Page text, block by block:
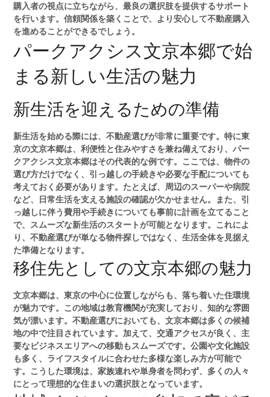
購入者の視点に立ちながら、最良の選択肢を提供するサポート
を行います。信頼関係を築くことで、より安心して不動産購入
を進めることができるでしょう。
パークアクシス文京本郷で始
まる新しい生活の魅力
新生活を迎えるための準備
新生活を始める際には、不動産選びが非常に重要です。特に東
京の文京本郷は、利便性と住みやすさを兼ね備えており、パー
クアクシス文京本郷はその代表的な例です。ここでは、物件の
選び方だけでなく、引っ越しの手続きや必要な手配についても
考えておく必要があります。たとえば、周辺のスーパーや病院
など、日常生活を支える施設の確認が欠かせません。また、引
っ越しに伴う費用や手続きについても事前に計画を立てること
で、スムーズな新生活のスタートが可能となります。これによ
り、不動産選びが単なる物件探しではなく、生活全体を見据え
た準備となります。
移住先としての文京本郷の魅力
文京本郷は、東京の中心に位置しながらも、落ち着いた住環境
が魅力です。この地域は教育機関が充実しており、知的な雰囲
気が漂います。不動産選びにおいても、文京本郷は多くの候補
地の中で注目されています。加えて、交通アクセスが良く、主
要なビジネスエリアへの移動もスムーズです。公園や文化施設
も多く、ライフスタイルに合わせた多様な楽しみ方が可能で
す。こうした環境は、家族連れや単身者を問わず、多くの人々
にとって理想的な住まいの選択肢となっています。